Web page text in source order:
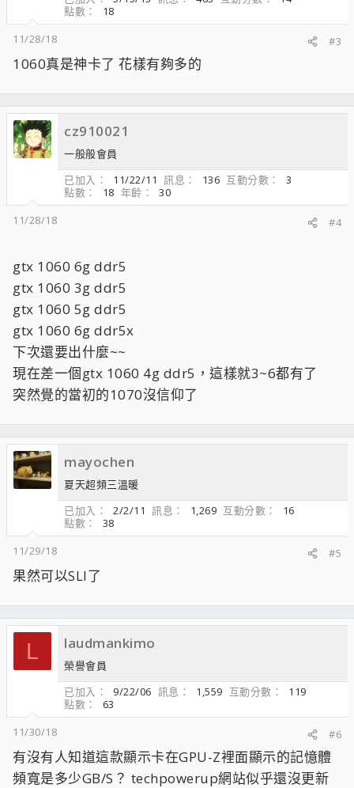
點數
18
11/28/18
#3
1060真是神卡了 花樣有夠多的
cz910021
一般般會員
已加入
11/22/11 訊息 136 互動分數
3
點數
18 年齡
30
11/28/18
#4
gtx 1060 6g ddr5
gtx 1060 3g ddr5
gtx 1060 5g ddr5
gtx 1060 6g ddr5x
下次還要出什麼~~
現在差一個gtx 1060 4g ddr5，這樣就3~6都有了
突然覺的當初的1070沒信仰了
mayochen
夏天超頻三溫暖
已加入
2/2/11 訊息 1,269 互動分數
16
點數
38
11/29/18
#5
果然可以SLI了
L laudmankimo
榮譽會員
已加入
9/22/06 訊息 1,559 互動分數
119
點數
63
11/30/18
#6
有沒有人知道這款顯示卡在GPU-Z裡面顯示的記憶體
頻寬是多少GB/S？ techpowerup網站似乎還沒更新